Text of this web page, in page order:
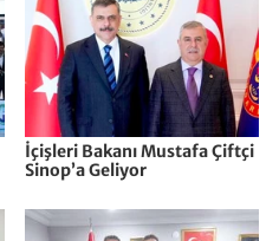
İçişleri Bakanı Mustafa Çiftçi
Sinop’a Geliyor